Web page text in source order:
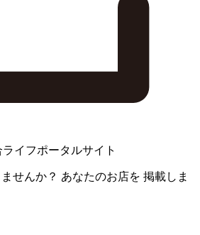
イフポータルサイト
せんか？ あなたのお店を 掲載しま